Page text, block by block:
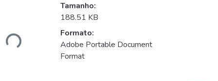
Tamanho:
188.51 KB
Formato:
Adobe Portable Document
Format